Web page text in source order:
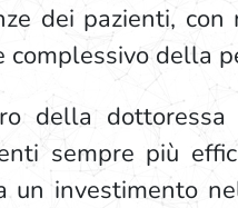
dei pazienti,
complessivo della
della dottoressa
sempre più
un investimento